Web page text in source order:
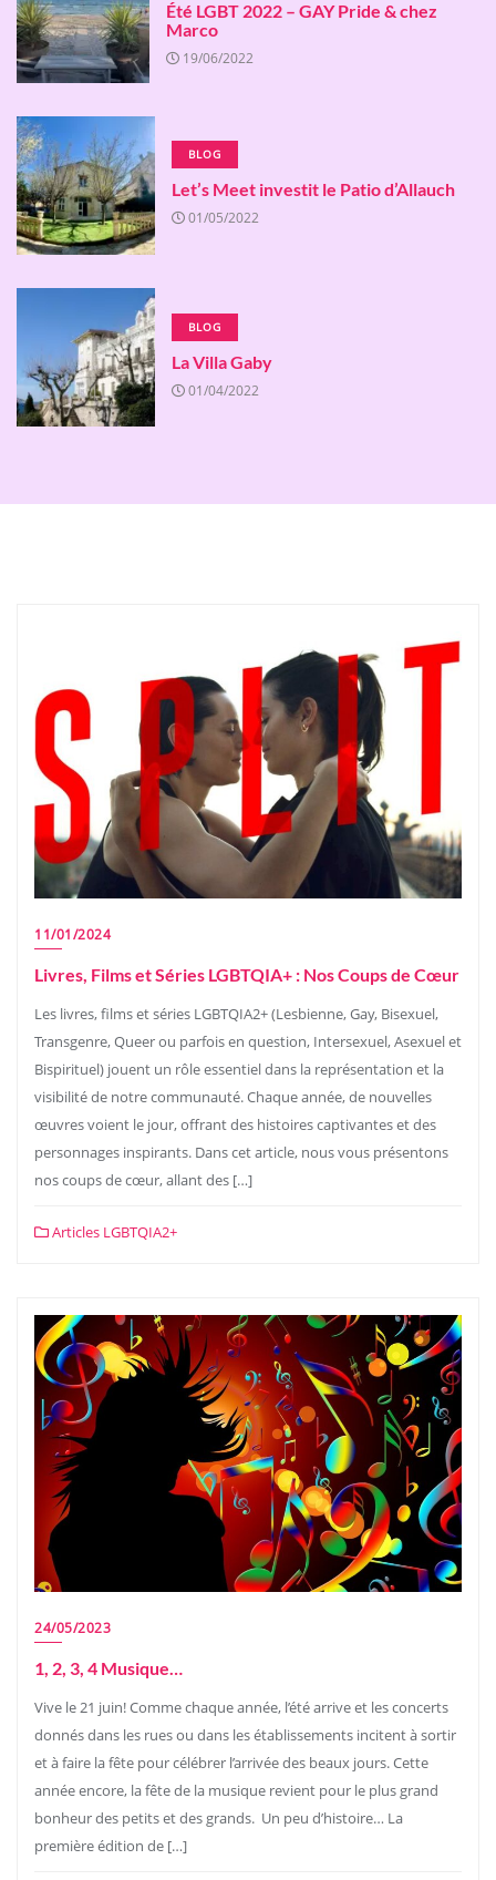
Été LGBT 2022 – GAY Pride & chez
Marco
19/06/2022
BLOG
Let’s Meet investit le Patio d’Allauch
01/05/2022
BLOG
La Villa Gaby
01/04/2022
11/01/2024
Livres, Films et Séries LGBTQIA+ : Nos Coups de Cœur
Les livres, films et séries LGBTQIA2+ (Lesbienne, Gay, Bisexuel,
Transgenre, Queer ou parfois en question, Intersexuel, Asexuel et
Bispirituel) jouent un rôle essentiel dans la représentation et la
visibilité de notre communauté. Chaque année, de nouvelles
œuvres voient le jour, offrant des histoires captivantes et des
personnages inspirants. Dans cet article, nous vous présentons
nos coups de cœur, allant des […]
Articles LGBTQIA2+
24/05/2023
1, 2, 3, 4 Musique…
Vive le 21 juin! Comme chaque année, l’été arrive et les concerts
donnés dans les rues ou dans les établissements incitent à sortir
et à faire la fête pour célébrer l’arrivée des beaux jours. Cette
année encore, la fête de la musique revient pour le plus grand
bonheur des petits et des grands. Un peu d’histoire… La
première édition de […]